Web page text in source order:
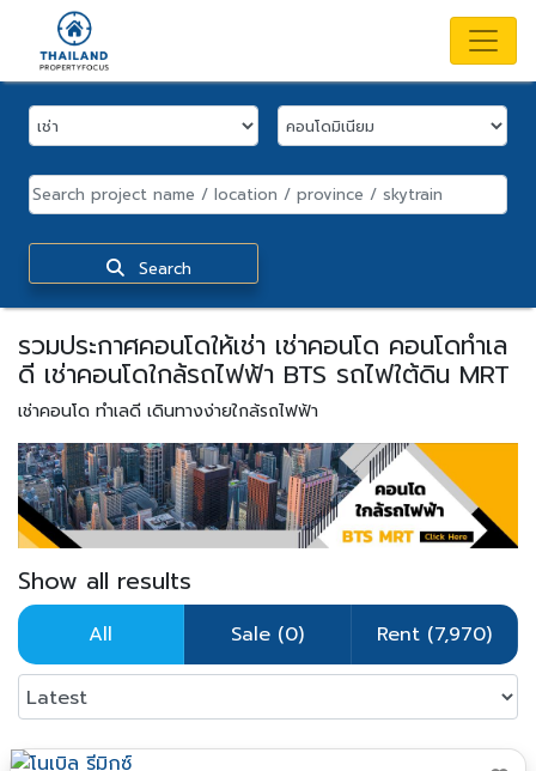
Search
รวมประกาศคอนโดให้เช่า เช่าคอนโด คอนโดทำเล
ดี เช่าคอนโดใกล้รถไฟฟ้า BTS รถไฟใต้ดิน MRT
เช่าคอนโด ทำเลดี เดินทางง่ายใกล้รถไฟฟ้า
Show all results
All Sale (0) Rent (7,970)